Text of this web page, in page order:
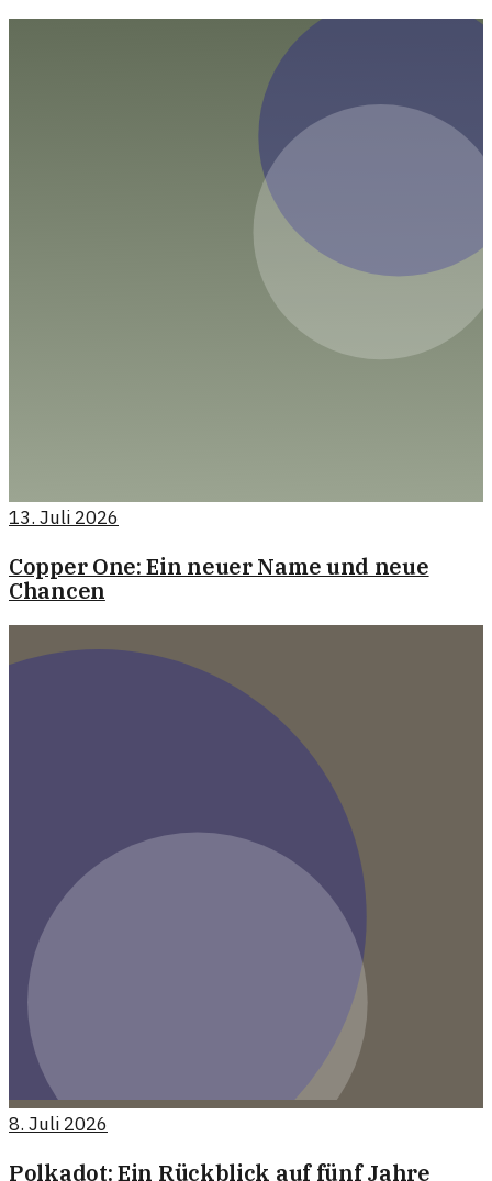
13. Juli 2026
Copper One: Ein neuer Name und neue
Chancen
8. Juli 2026
Polkadot: Ein Rückblick auf fünf Jahre